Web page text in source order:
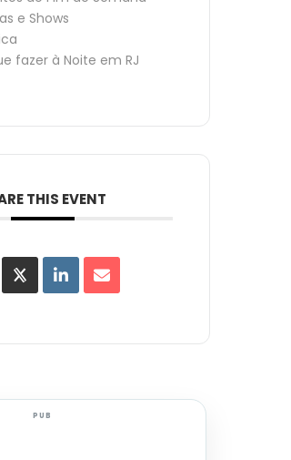
e Shows
fazer à Noite em RJ
THIS EVENT
PUB